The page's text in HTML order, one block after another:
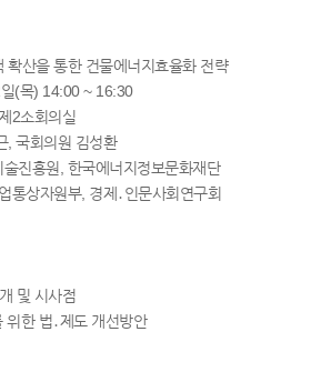
확산을 통한 건물에너지효율화 전략
(목) 14:00 ~ 16:30
2소회의실
​, 국회의원 김성환​
진흥원, 한국에너지정보문화재단
통상자원부, 경제․인문사회연구회
및 시사점
한 법․제도 개선방안